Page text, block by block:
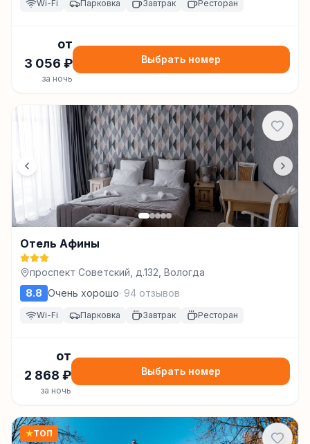
Wi-Fi Парковка Завтрак Ресторан
от
3 056 ₽
за ночь
Выбрать номер
Отель Афины
проспект Советский, д.132, Вологда
8.8 Очень хорошо· 94 отзывов
Wi-Fi Парковка Завтрак Ресторан
от
2 868 ₽
за ночь
Выбрать номер
★ТОП